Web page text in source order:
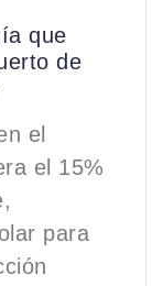
que
de
el
el 15%
para